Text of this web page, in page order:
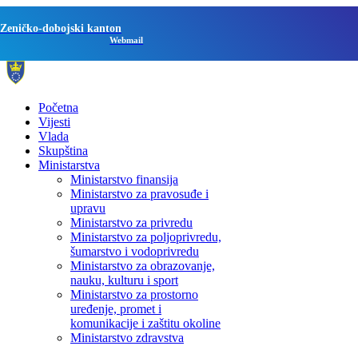
Zeničko-dobojski kanton
Webmail
Početna
Vijesti
Vlada
Skupština
Ministarstva
Ministarstvo finansija
Ministarstvo za pravosuđe i
upravu
Ministarstvo za privredu
Ministarstvo za poljoprivredu,
šumarstvo i vodoprivredu
Ministarstvo za obrazovanje,
nauku, kulturu i sport
Ministarstvo za prostorno
uređenje, promet i
komunikacije i zaštitu okoline
Ministarstvo zdravstva